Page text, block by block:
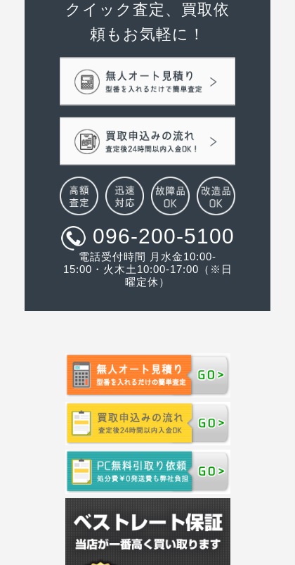
クイック査定、買取依
頼もお気軽に！
096-200-5100
電話受付時間 月水金10:00-
15:00・火木土10:00-17:00（※日
曜定休）